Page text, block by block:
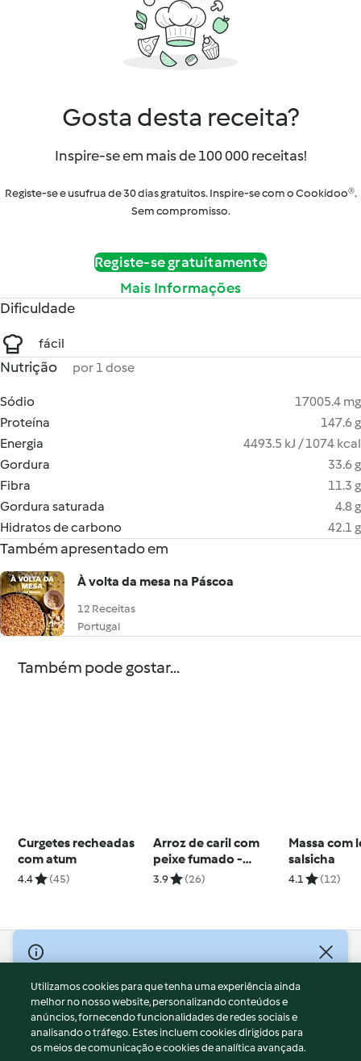
Gosta desta receita?
Inspire-se em mais de 100 000 receitas!
Registe-se e usufrua de 30 dias gratuitos. Inspire-se com o Cookidoo®.
Sem compromisso.
Registe-se gratuitamente
Mais Informações
Dificuldade
fácil
Nutrição por 1 dose
Sódio
17005.4 mg
Proteína
147.6 g
Energia
4493.5 kJ / 1074 kcal
Gordura
33.6 g
Fibra
11.3 g
Gordura saturada
4.8 g
Hidratos de carbono
42.1 g
Também apresentado em
À volta da mesa na Páscoa
12 Receitas
Portugal
Também pode gostar...
Curgetes recheadas
com atum
4.4 (45)
Arroz de caril com
peixe fumado -
kedgeree
3.9 (26)
Massa com
salsicha
4.1 (12)
© Copyright 2026
Termos de Utilização
Aviso sobre Proteção de Dados
Aviso
Apoio legal
Utilizamos cookies para que tenha uma experiência ainda
melhor no nosso website, personalizando conteúdos e
anúncios, fornecendo funcionalidades de redes sociais e
analisando o tráfego. Estes incluem cookies dirigidos para
os meios de comunicação e cookies de analítica avançada.